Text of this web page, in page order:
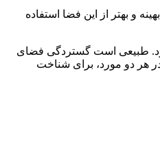
و بهتر از این فضا استفاده
طبیعی است گستردگی فضای
هر دو مورد، برای شناخت